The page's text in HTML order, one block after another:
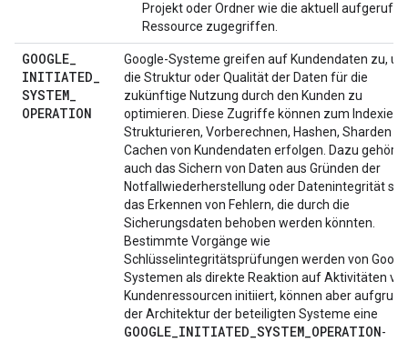
Projekt oder Ordner wie die aktuell
Ressource zugegriffen.
GOOGLE_
INITIATED_
SYSTEM_
OPERATION
Google-Systeme greifen auf Kundendaten zu,
die Struktur oder Qualität der Daten für die
zukünftige Nutzung durch den Kunden zu
optimieren. Diese Zugriffe können zum
Strukturieren, Vorberechnen, Hashen, Sharden
Cachen von Kundendaten erfolgen. Dazu gehört
auch das Sichern von Daten aus Gründen der
Notfallwiederherstellung oder Datenintegrität
das Erkennen von Fehlern, die durch die
Sicherungsdaten behoben werden könnten.
Bestimmte Vorgänge wie
Schlüsselintegritätsprüfungen werden von
Systemen als direkte Reaktion auf Aktivitäten
Kundenressourcen initiiert, können aber aufgrund
der Architektur der beteiligten Systeme eine
GOOGLE_INITIATED_SYSTEM_OPERATION-